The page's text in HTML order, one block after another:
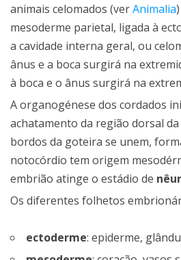
animais celomados (verAnimalia
mesoderme parietal, ligada à
a cavidade interna geral, ou
ânus e a boca surgirá na
à boca e o ânus surgirá na
A organogénese dos cordados
achatamento da região dorsal
bordos da goteira se unem,
notocórdio tem origem
embrião atinge o estádio de
Os diferentes folhetos
ectoderme: epiderme,